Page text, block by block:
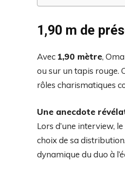
1,90 m de
Avec 1,90 mètre,
ou sur un tapis rouge.
rôles charismatiques
Une anecdote
Lors d’une interview,
choix de sa
dynamique du duo à